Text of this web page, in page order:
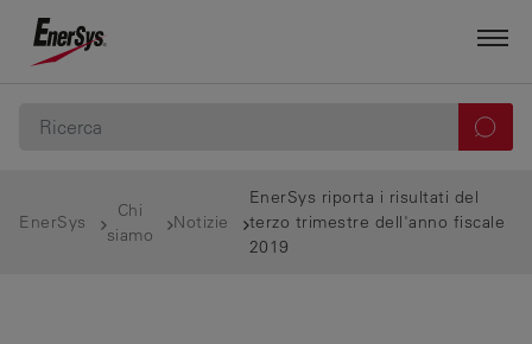
EnerSys
Chi
siamo
Notizie
EnerSys riporta i risultati del
terzo trimestre dell'anno fiscale
2019